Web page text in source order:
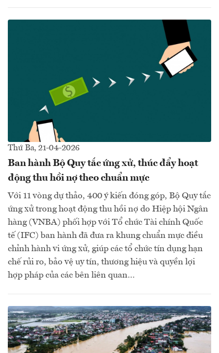
Thứ Ba, 21-04-2026
Ban hành Bộ Quy tắc ứng xử, thúc đẩy hoạt
động thu hồi nợ theo chuẩn mực
Với 11 vòng dự thảo, 400 ý kiến đóng góp, Bộ Quy tắc
ứng xử trong hoạt động thu hồi nợ do Hiệp hội Ngân
hàng (VNBA) phối hợp với Tổ chức Tài chính Quốc
tế (IFC) ban hành đã đưa ra khung chuẩn mực điều
chỉnh hành vi ứng xử, giúp các tổ chức tín dụng hạn
chế rủi ro, bảo vệ uy tín, thương hiệu và quyền lợi
hợp pháp của các bên liên quan…